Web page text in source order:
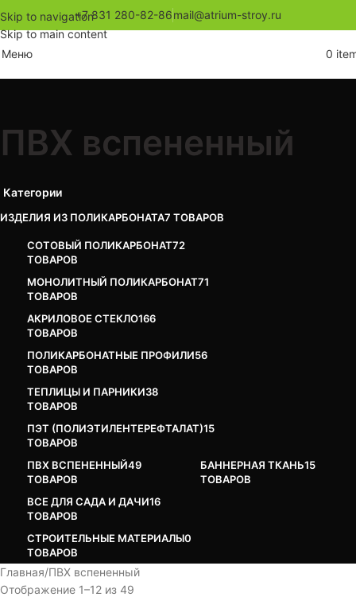
Skip to navigation
Skip to main content
+7 831 280-82-86mail@atrium-stroy.ru
Меню 0
ПВХ вспененный
Категории
ИЗДЕЛИЯ ИЗ ПОЛИКАРБОНАТА7 ТОВАРОВ
СОТОВЫЙ ПОЛИКАРБОНАТ72
ТОВАРОВ
МОНОЛИТНЫЙ ПОЛИКАРБОНАТ71
ТОВАРОВ
АКРИЛОВОЕ СТЕКЛО166
ТОВАРОВ
ПОЛИКАРБОНАТНЫЕ ПРОФИЛИ56
ТОВАРОВ
ТЕПЛИЦЫ И ПАРНИКИ38
ТОВАРОВ
ПЭТ (ПОЛИЭТИЛЕНТЕРЕФТАЛАТ)15
ТОВАРОВ
ПВХ ВСПЕНЕННЫЙ49
ТОВАРОВ
БАННЕРНАЯ ТКАНЬ15
ТОВАРОВ
ВСЕ ДЛЯ САДА И ДАЧИ16
ТОВАРОВ
СТРОИТЕЛЬНЫЕ МАТЕРИАЛЫ0
ТОВАРОВ
Главная ПВХ вспененный
Отображение 1–12 из 49